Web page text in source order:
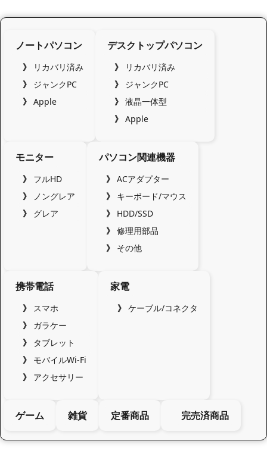
ノートパソコン
リカバリ済み
ジャンクPC
Apple
デスクトップパソコン
リカバリ済み
ジャンクPC
液晶一体型
Apple
モニター
フルHD
ノングレア
グレア
パソコン関連機器
ACアダプター
キーボード/マウス
HDD/SSD
修理用部品
その他
携帯電話
スマホ
ガラケー
タブレット
モバイルWi-Fi
アクセサリー
家電
ケーブル/コネクタ
ゲーム 雑貨 定番商品 完売済商品